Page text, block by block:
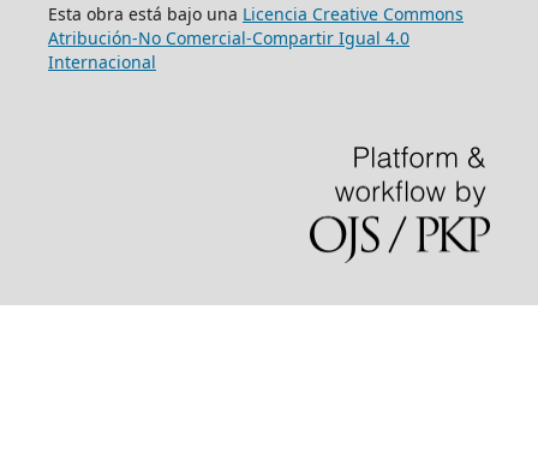
Esta obra está bajo una Licencia Creative Commons
Atribución-No Comercial-Compartir Igual 4.0
Internacional